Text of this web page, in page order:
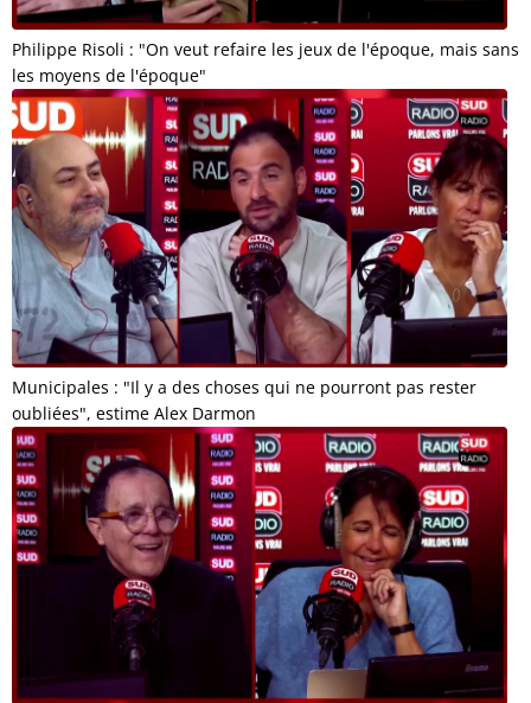
Philippe Risoli : "On veut refaire les jeux de l'époque, mais sans
les moyens de l'époque"
Municipales : "Il y a des choses qui ne pourront pas rester
oubliées", estime Alex Darmon